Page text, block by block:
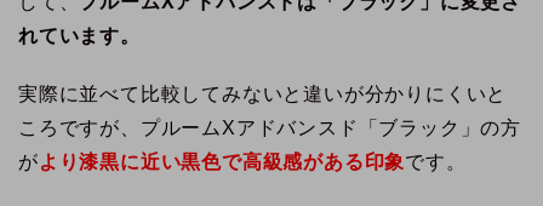
れています。
実際に並べて比較してみないと違いが分かりにくいと
ころですが、プルームXアドバンスド「ブラック」の方
がより漆黒に近い黒色で高級感がある印象です。